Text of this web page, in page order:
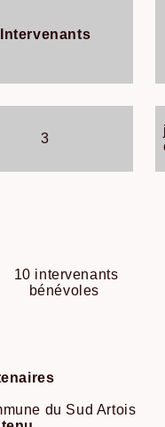
Intervenants
3
10 intervenants
bénévoles
du Sud Artois